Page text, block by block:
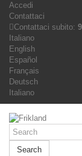
Accedi
Contattaci
Contattaci subito:
Italiano
English
Español
Français
Deutsch
Italiano
Search